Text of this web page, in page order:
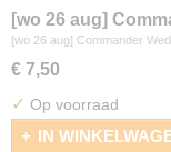
[wo 26 aug]
Gathering
[wo 26 aug] Commander
€ 7,50
✓ Op voorraad
IN